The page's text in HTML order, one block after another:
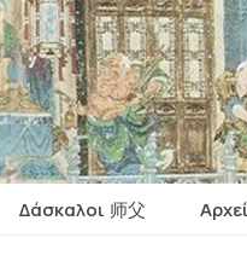
Δάσκαλοι 师父